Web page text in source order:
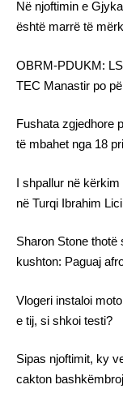
Në njoftimin e
është marrë të
OBRM-PDUKM:
TEC Manastir po
Fushata zgjedhore
të mbahet nga 18
I shpallur në
në Turqi Ibrahim Lici
Sharon Stone
kushton: Paguaj
Vlogeri instaloi
e tij, si shkoi testi?
Sipas njoftimit, ky
cakton